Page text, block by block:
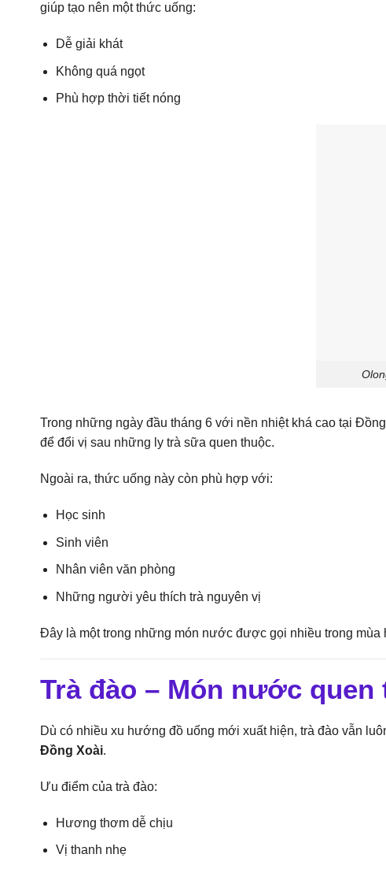
giúp tạo nên một thức uống:
Dễ giải khát
Không quá ngọt
Phù hợp thời tiết nóng
Trong những ngày đầu tháng 6 với nền nhiệt khá cao tại
để đổi vị sau những ly trà sữa quen thuộc.
Ngoài ra, thức uống này còn phù hợp với:
Học sinh
Sinh viên
Nhân viên văn phòng
Những người yêu thích trà nguyên vị
Đây là một trong những món nước được gọi nhiều trong mùa
Trà đào – Món nước
Dù có nhiều xu hướng đồ uống mới xuất hiện, trà đào vẫn
Đồng Xoài.
Ưu điểm của trà đào:
Hương thơm dễ chịu
Vị thanh nhẹ